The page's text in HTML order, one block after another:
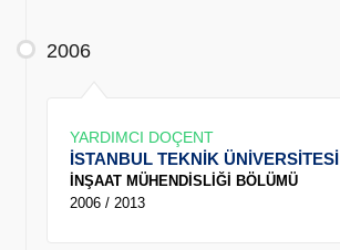
2006
YARDIMCI DOÇENT
İSTANBUL TEKNİK ÜNİVERSİTESİ
İNŞAAT MÜHENDİSLİĞİ BÖLÜMÜ
2006 / 2013